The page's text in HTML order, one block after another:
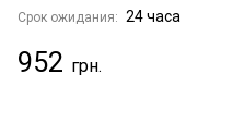
Срок ожидания: 24 часа
952